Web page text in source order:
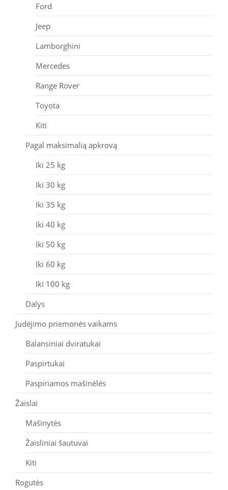
Ford
Jeep
Lamborghini
Mercedes
Range Rover
Toyota
Kiti
Pagal maksimalią apkrovą
Iki 25 kg
Iki 30 kg
Iki 35 kg
Iki 40 kg
Iki 50 kg
Iki 60 kg
Iki 100 kg
Dalys
Judėjimo priemonės vaikams
Balansiniai dviratukai
Paspirtukai
Paspiriamos mašinėlės
Žaislai
Mašinytės
Žaisliniai šautuvai
Kiti
Rogutės